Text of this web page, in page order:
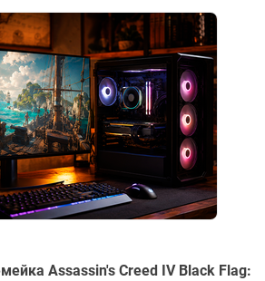
современных новинок.
Assassin's Creed IV Black Flag: